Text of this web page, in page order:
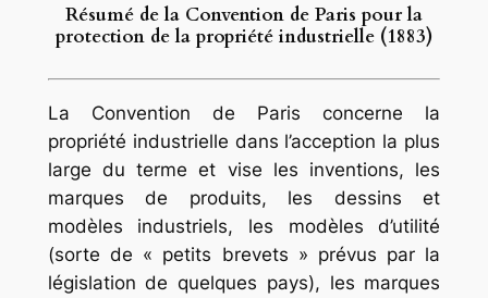
Résumé de la Convention de Paris pour la
protection de la propriété industrielle (1883)
La Convention de Paris concerne la
propriété industrielle dans l’acception la plus
large du terme et vise les inventions, les
marques de produits, les dessins et
modèles industriels, les modèles d’utilité
(sorte de « petits brevets » prévus par la
législation de quelques pays), les marques